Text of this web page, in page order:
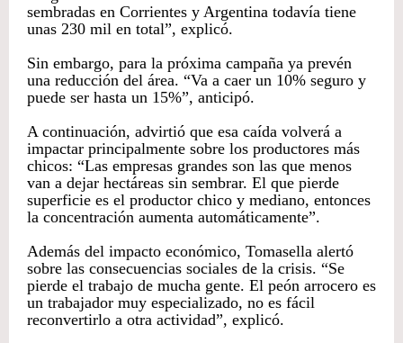
sembradas en Corrientes y Argentina todavía tiene
unas 230 mil en total”, explicó.
Sin embargo, para la próxima campaña ya prevén
una reducción del área. “Va a caer un 10% seguro y
puede ser hasta un 15%”, anticipó.
A continuación, advirtió que esa caída volverá a
impactar principalmente sobre los productores más
chicos: “Las empresas grandes son las que menos
van a dejar hectáreas sin sembrar. El que pierde
superficie es el productor chico y mediano, entonces
la concentración aumenta automáticamente”.
Además del impacto económico, Tomasella alertó
sobre las consecuencias sociales de la crisis. “Se
pierde el trabajo de mucha gente. El peón arrocero es
un trabajador muy especializado, no es fácil
reconvertirlo a otra actividad”, explicó.